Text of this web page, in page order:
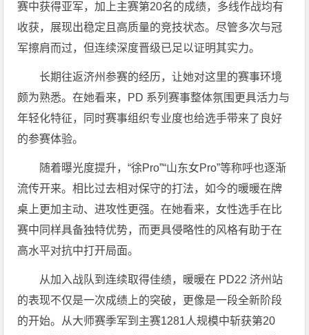
赛中获得亚军，加上主赛第20名的成绩，多线作战均有
收获，展现出稳定且高质量的竞技状态。尽管多次与冠
军擦肩而过，但连续深度晋级已足以证明其实力。
长期往返济州参赛的经历，让她对这里的赛事环境
颇为熟悉。在她看来，PD 系列赛事整体氛围更具活力与
年轻化特征，同时赛事组织专业度也给选手带来了良好
的参赛体验。
随着曝光度提升，“徐Pro”“山东女Pro”等称呼也逐渐
流传开来。相比过去相对保守的打法，如今的暖暖在牌
桌上更加主动、进攻性更强。在她看来，女性选手在比
赛中同样具备独特优势，而更具侵略性的风格有助于在
高水平对抗中打开局面。
从加入战队到连续取得佳绩，暖暖在 PD22 济州站
的表现不仅是一次成绩上的突破，更像是一段全新阶段
的开始。从大师赛季军到主赛1281人规模中斩获第20